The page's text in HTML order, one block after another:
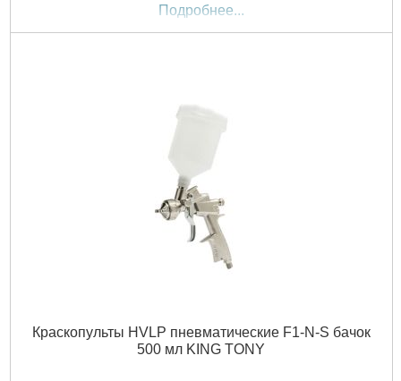
Подробнее...
Краскопульты HVLP пневматические F1-N-S бачок
500 мл KING TONY